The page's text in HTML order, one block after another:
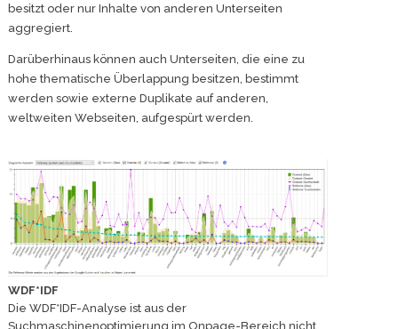
besitzt oder nur Inhalte von anderen Unterseiten
aggregiert.
Darüberhinaus können auch Unterseiten, die eine zu
hohe thematische Überlappung besitzen, bestimmt
werden sowie externe Duplikate auf anderen,
weltweiten Webseiten, aufgespürt werden.
WDF*IDF
Die WDF*IDF-Analyse ist aus der
Suchmaschinenoptimierung im Onpage-Bereich nicht